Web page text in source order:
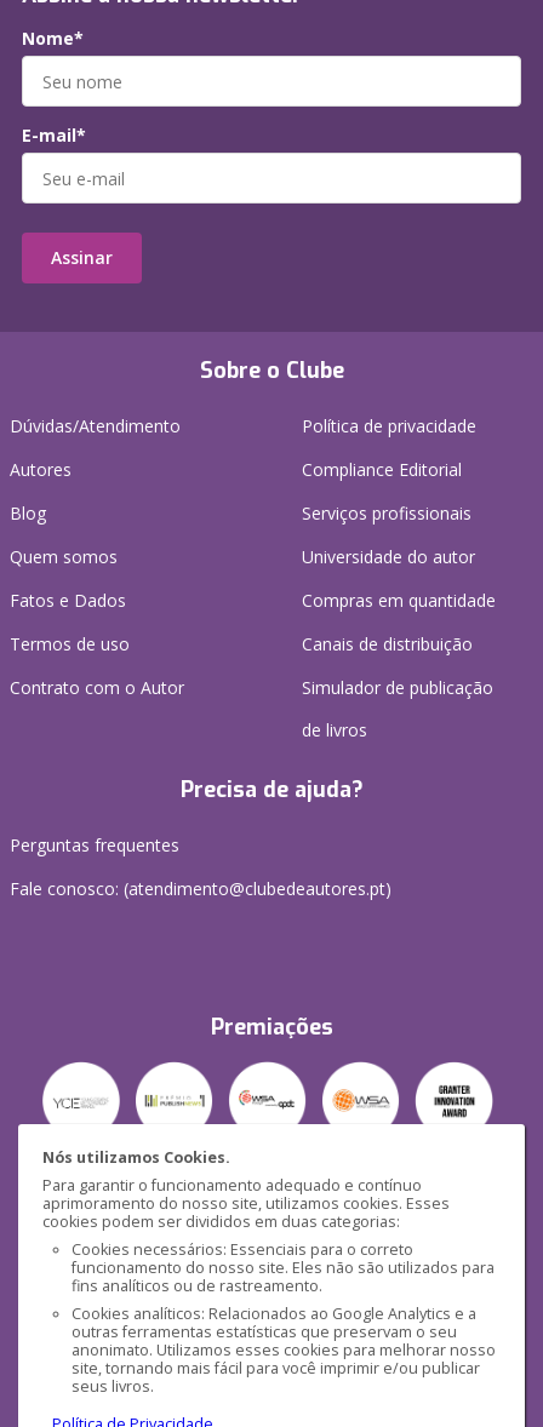
Nós utilizamos Cookies.
Para garantir o funcionamento adequado e contínuo
aprimoramento do nosso site, utilizamos cookies. Esses
cookies podem ser divididos em duas categorias:
Cookies necessários: Essenciais para o correto
funcionamento do nosso site. Eles não são utilizados para
fins analíticos ou de rastreamento.
Cookies analíticos: Relacionados ao Google Analytics e a
outras ferramentas estatísticas que preservam o seu
anonimato. Utilizamos esses cookies para melhorar nosso
site, tornando mais fácil para você imprimir e/ou publicar
seus livros.
Sobre o Clube
Dúvidas/Atendimento
Autores
Blog
Quem somos
Fatos e Dados
Termos de uso
Contrato com o Autor
Política de privacidade
Compliance Editorial
Serviços profissionais
Universidade do autor
Compras em quantidade
Canais de distribuição
Simulador de publicação
de livros
Precisa de ajuda?
Perguntas frequentes
Fale conosco: (atendimento@clubedeautores.pt)
Premiações
Segurança
Mídias Sociais
Nome*
E-mail*
Assinar